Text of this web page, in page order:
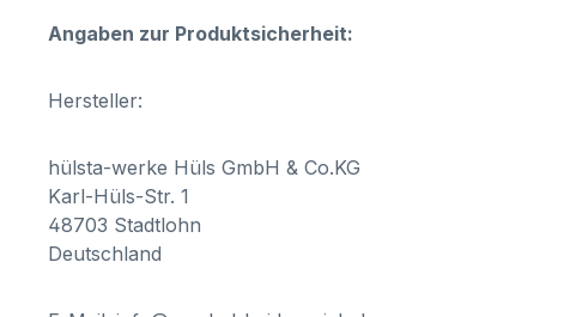
Angaben zur Produktsicherheit:
Hersteller:
hülsta-werke Hüls GmbH & Co.KG
Karl-Hüls-Str. 1
48703 Stadtlohn
Deutschland